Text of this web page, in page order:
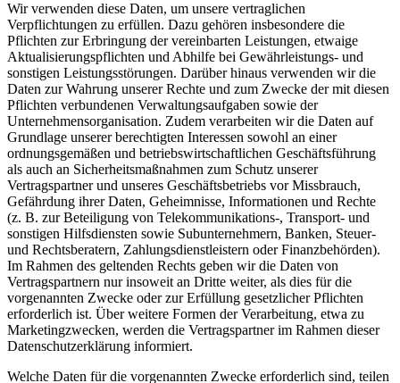
Wir verwenden diese Daten, um unsere vertraglichen
Verpflichtungen zu erfüllen. Dazu gehören insbesondere die
Pflichten zur Erbringung der vereinbarten Leistungen, etwaige
Aktualisierungspflichten und Abhilfe bei Gewährleistungs- und
sonstigen Leistungsstörungen. Darüber hinaus verwenden wir die
Daten zur Wahrung unserer Rechte und zum Zwecke der mit diesen
Pflichten verbundenen Verwaltungsaufgaben sowie der
Unternehmensorganisation. Zudem verarbeiten wir die Daten auf
Grundlage unserer berechtigten Interessen sowohl an einer
ordnungsgemäßen und betriebswirtschaftlichen Geschäftsführung
als auch an Sicherheitsmaßnahmen zum Schutz unserer
Vertragspartner und unseres Geschäftsbetriebs vor Missbrauch,
Gefährdung ihrer Daten, Geheimnisse, Informationen und Rechte
(z. B. zur Beteiligung von Telekommunikations-, Transport- und
sonstigen Hilfsdiensten sowie Subunternehmern, Banken, Steuer-
und Rechtsberatern, Zahlungsdienstleistern oder Finanzbehörden).
Im Rahmen des geltenden Rechts geben wir die Daten von
Vertragspartnern nur insoweit an Dritte weiter, als dies für die
vorgenannten Zwecke oder zur Erfüllung gesetzlicher Pflichten
erforderlich ist. Über weitere Formen der Verarbeitung, etwa zu
Marketingzwecken, werden die Vertragspartner im Rahmen dieser
Datenschutzerklärung informiert.
Welche Daten für die vorgenannten Zwecke erforderlich sind, teilen